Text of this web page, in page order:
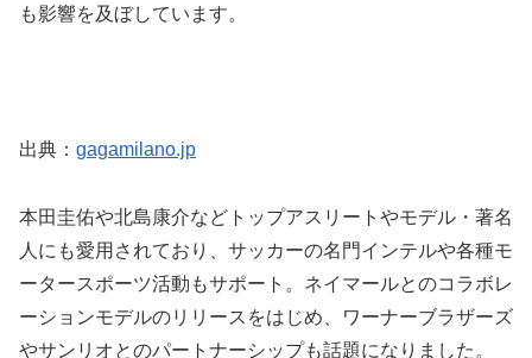
も影響を及ぼしています。
出典： gagamilano.jp
本田圭佑や北島康介などトップアスリートやモデル・著名
人にも愛用されており、サッカーの名門インテルや各種モ
ータースポーツ活動もサポート。ネイマールとのコラボレ
ーションモデルのリリースをはじめ、ワーナーブラザーズ
やサンリオとのパートナーシップも話題になりました。